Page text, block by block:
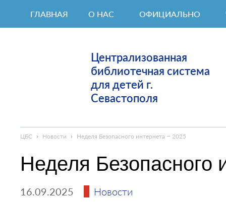
ГЛАВНАЯ О НАС ОФИЦИАЛЬНО
Централизованная
библиотечная система
для детей г.
Севастополя
ЦБС › Новости › Неделя Безопасного интернета – 2025
Неделя Безопасного
16.09.2025 Новости